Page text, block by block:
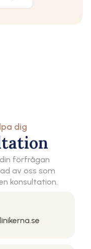
dig
förfrågan
av oss som
konsultation.